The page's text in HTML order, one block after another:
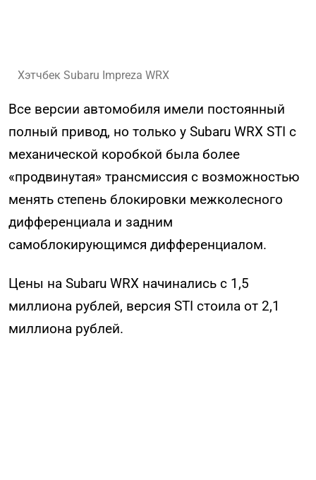
Хэтчбек Subaru Impreza WRX
Все версии автомобиля имели постоянный
полный привод, но только у Subaru WRX STI с
механической коробкой была более
«продвинутая» трансмиссия с возможностью
менять степень блокировки межколесного
дифференциала и задним
самоблокирующимся дифференциалом.
Цены на Subaru WRX начинались с 1,5
миллиона рублей, версия STI стоила от 2,1
миллиона рублей.